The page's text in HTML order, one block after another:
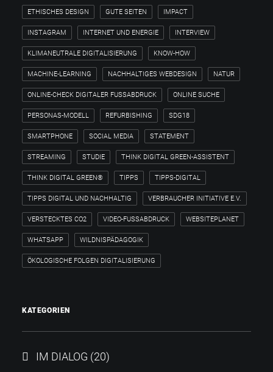
ETHISCHES DESIGN GUTE SEITEN IMPACT
INSTAGRAM INTERNET UND ENERGIE INTERVIEW
KLIMANEUTRALE DIGITALISIERUNG KNOW-HOW
MACHINE-LEARNING NACHHALTIGES WEBDESIGN NATUR
ONLINE-CHECK DIGITALER FUSSABDRUCK ONLINE SUCHE
PERSONAS-MODELL REFURBISHING SDG18
SMARTPHONE SOCIAL MEDIA STATEMENT
STREAMING STUDIE THINK DIGITAL GREEN-ASSISTENT
THINK DIGITAL GREEN® TIPPS TIPPS-DIGITAL
TIPPS DIGITAL UND NACHHALTIG VERBRAUCHER INITIATIVE E.V.
VERSTECKTES CO2 VIDEO-FUSSABDRUCK WEBSITEPLANET
WHATSAPP WILDNISPÄDAGOGIK
ÖKOLOGISCHE FOLGEN DIGITALISIERUNG
KATEGORIEN
IM DIALOG (20)